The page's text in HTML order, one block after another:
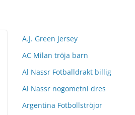
A.J. Green Jersey
AC Milan tröja barn
Al Nassr Fotballdrakt billig
Al Nassr nogometni dres
Argentina Fotbollströjor